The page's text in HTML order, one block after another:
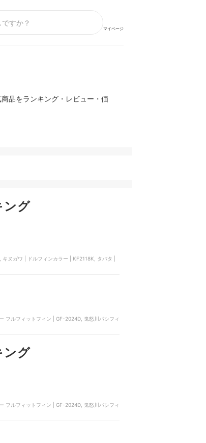
マイページ
品をランキング・レビュー・価
ング
ヌガワ | ドルフィンカラー | KF2118K, タバタ |
フルフィットフィン | GF-2024D, 鬼怒川パシフィ
ング
フルフィットフィン | GF-2024D, 鬼怒川パシフィ